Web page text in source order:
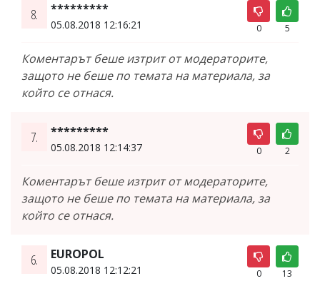
8. *********
05.08.2018 12:16:21 0 5
Коментарът беше изтрит от модераторите,
защото не беше по темата на материала, за
който се отнася.
7. *********
05.08.2018 12:14:37 0 2
Коментарът беше изтрит от модераторите,
защото не беше по темата на материала, за
който се отнася.
6. EUROPOL
05.08.2018 12:12:21 0 13